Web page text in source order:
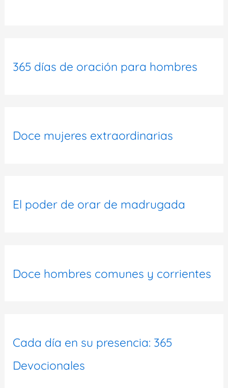
365 días de oración para hombres
Doce mujeres extraordinarias
El poder de orar de madrugada
Doce hombres comunes y corrientes
Cada día en su presencia: 365
Devocionales